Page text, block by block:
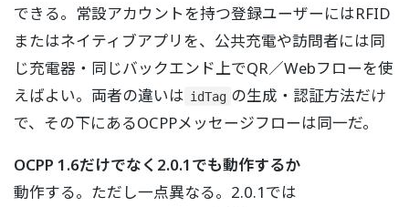
できる。常設アカウントを持つ登録ユーザーにはRFID
またはネイティブアプリを、公共充電や訪問者には同
じ充電器・同じバックエンド上でQR／Webフローを使
えばよい。両者の違いは idTag の生成・認証方法だけ
で、その下にあるOCPPメッセージフローは同一だ。
OCPP 1.6だけでなく2.0.1でも動作するか
動作する。ただし一点異なる。2.0.1では